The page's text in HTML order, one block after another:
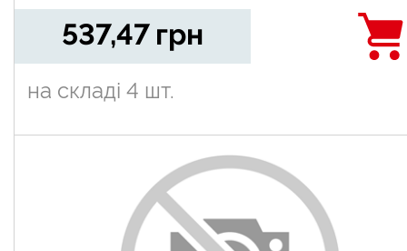
537,47 грн
на складі 4 шт.